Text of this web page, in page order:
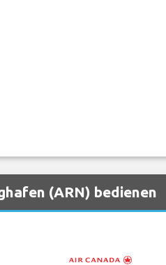
(ARN) bedienen